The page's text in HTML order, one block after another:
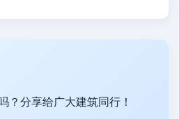
？分享给广大建筑同行！